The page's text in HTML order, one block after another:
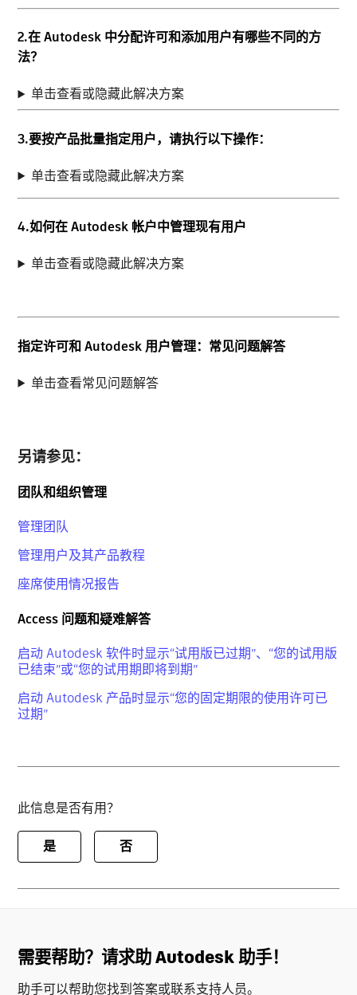
2.在 Autodesk 中分配许可和添加用户有哪些不同的方
法？
单击查看或隐藏此解决方案
3.要按产品批量指定用户，请执行以下操作：
单击查看或隐藏此解决方案
4.如何在 Autodesk 帐户中管理现有用户
单击查看或隐藏此解决方案
指定许可和 Autodesk 用户管理：常见问题解答
单击查看常见问题解答
另请参见：
团队和组织管理
管理团队
管理用户及其产品教程
座席使用情况报告
Access 问题和疑难解答
启动 Autodesk 软件时显示“试用版已过期”、“您的试用版
已结束”或“您的试用期即将到期”
启动 Autodesk 产品时显示“您的固定期限的使用许可已
过期”
此信息是否有用？
是 否
需要帮助？请求助 Autodesk 助手！
助手可以帮助您找到答案或联系支持人员。